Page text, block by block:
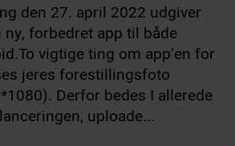
den 27. april 2022 udgiver
forbedret app til både
vigtige ting om app’en for
jeres forestillingsfoto
Derfor bedes I allerede
uploade...